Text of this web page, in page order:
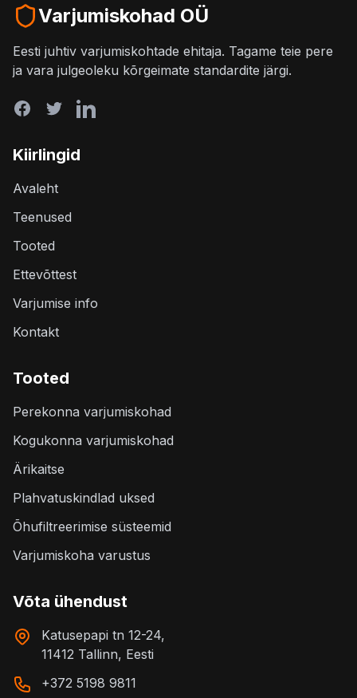
Varjumiskohad OÜ
Eesti juhtiv varjumiskohtade ehitaja. Tagame teie pere
ja vara julgeoleku kõrgeimate standardite järgi.
Kiirlingid
Avaleht
Teenused
Tooted
Ettevõttest
Varjumise info
Kontakt
Tooted
Perekonna varjumiskohad
Kogukonna varjumiskohad
Ärikaitse
Plahvatuskindlad uksed
Õhufiltreerimise süsteemid
Varjumiskoha varustus
Võta ühendust
Katusepapi tn 12-24,
11412 Tallinn, Eesti
+372 5198 9811